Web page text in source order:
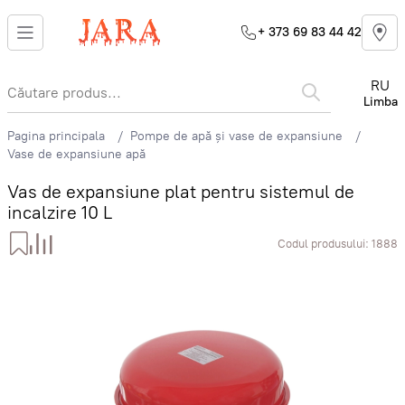
+ 373 69 83 44 42
RU
Limba
Pagina principala
Pompe de apă și vase de expansiune
Vase de expansiune apă
Vas de expansiune plat pentru sistemul de
incalzire 10 L
Codul produsului: 1888